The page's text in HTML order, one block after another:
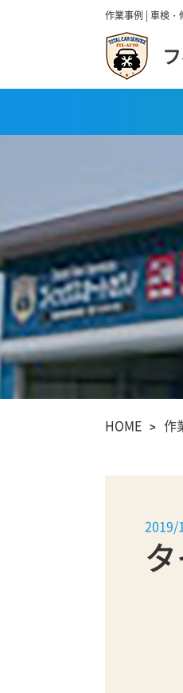
作業事例 | 車検・
HOME 作
2019/